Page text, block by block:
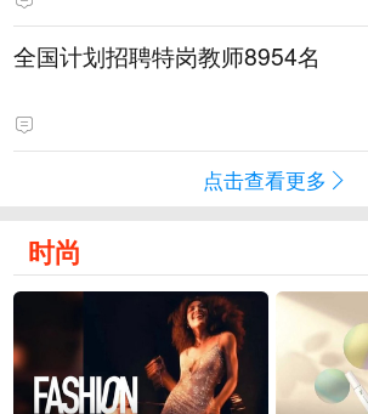
全国计划招聘特岗教师8954名
点击查看更多
时尚